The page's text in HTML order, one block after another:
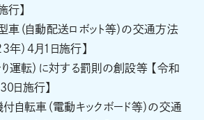
行】
（自動配送ロボット等）の交通方法
年）4月1日施行】
運転）に対する罰則の創設等 【令和
日施行】
自転車（電動キックボード等）の交通